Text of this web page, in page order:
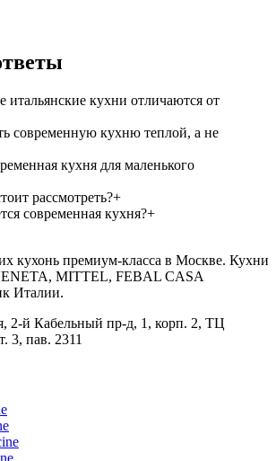
итальянские кухни отличаются от
современную кухню теплой, а не
кухня для маленького
рассмотреть?+
современная кухня?+
кухонь премиум-класса в Москве. Кухни
MITTEL, FEBAL CASA
Италии.
2-й Кабельный пр-д, 1, корп. 2, ТЦ
3, пав. 2311